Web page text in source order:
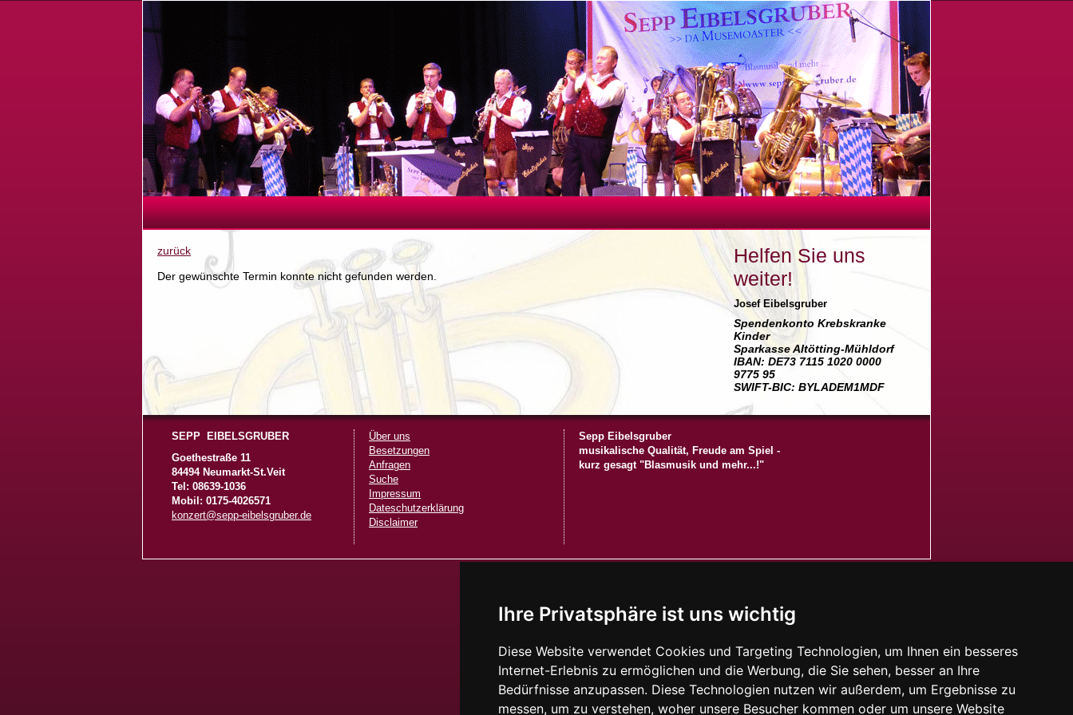
Ihre Privatsphäre ist uns wichtig
Diese Website verwendet Cookies und Targeting Technologien, um Ihnen ein besseres
Internet-Erlebnis zu ermöglichen und die Werbung, die Sie sehen, besser an Ihre
Bedürfnisse anzupassen. Diese Technologien nutzen wir außerdem, um Ergebnisse zu
messen, um zu verstehen, woher unsere Besucher kommen oder um unsere Website
zurück
Der gewünschte Termin konnte nicht gefunden werden.
Helfen Sie uns
weiter!
Josef Eibelsgruber
Spendenkonto Krebskranke
Kinder
Sparkasse Altötting-Mühldorf
IBAN: DE73 7115 1020 0000
9775 95
SWIFT-BIC: BYLADEM1MDF
SEPP EIBELSGRUBER
Goethestraße 11
84494 Neumarkt-St.Veit
Tel: 08639-1036
Mobil: 0175-4026571
konzert@sepp-eibelsgruber.de
Sepp Eibelsgruber
musikalische Qualität, Freude am Spiel -
kurz gesagt "Blasmusik und mehr...!"
Über uns
Besetzungen
Anfragen
Suche
Impressum
Dateschutzerklärung
Disclaimer